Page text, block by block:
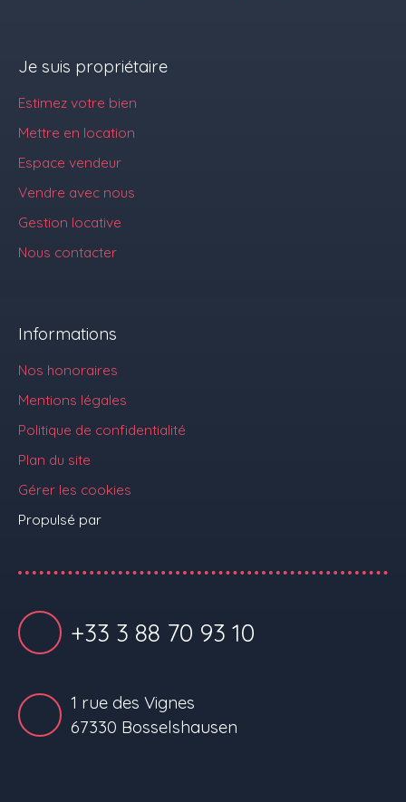
Je suis propriétaire
Estimez votre bien
Mettre en location
Espace vendeur
Vendre avec nous
Gestion locative
Nous contacter
Informations
Nos honoraires
Mentions légales
Politique de confidentialité
Plan du site
Gérer les cookies
Propulsé par
+33 3 88 70 93 10
1 rue des Vignes
67330 Bosselshausen